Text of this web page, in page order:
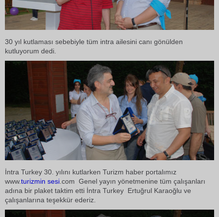
30 yıl kutlaması sebebiyle tüm intra ailesini canı gönülden
kutluyorum dedi.
İntra Turkey 30. yılını kutlarken Turizm haber portalımız
www.turizmin sesi.com Genel yayın yönetmenine tüm çalışanları
adına bir plaket taktim etti İntra Turkey Ertuğrul Karaoğlu ve
çalışanlarına teşekkür ederiz.